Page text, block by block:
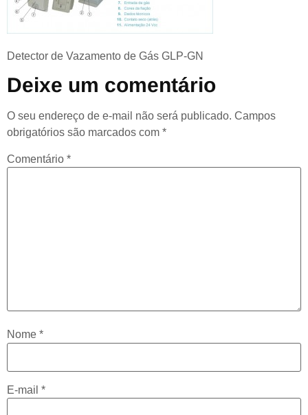
Detector de Vazamento de Gás GLP-GN
Deixe um comentário
O seu endereço de e-mail não será publicado. Campos
obrigatórios são marcados com *
Comentário *
Nome *
E-mail *